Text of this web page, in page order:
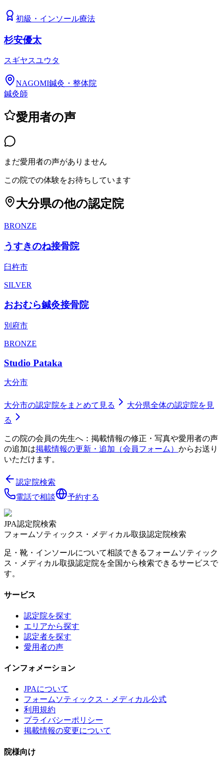
初級 ・ インソール療法
杉安優太
スギヤスユウタ
NAGOMI鍼灸・整体院
鍼灸師
愛用者の声
まだ愛用者の声がありません
この院での体験をお待ちしています
大分県の他の認定院
BRONZE
うすきのね接骨院
臼杵市
SILVER
おおむら鍼灸接骨院
別府市
BRONZE
Studio Pataka
大分市
大分市の認定院をまとめて見る 大分県全体の認定院を見
る
この院の会員の先生へ：掲載情報の修正・写真や愛用者の声
の追加は掲載情報の更新・追加（会員フォーム） からお送り
いただけます。
認定院検索
電話で相談
予約する
JPA認定院検索
フォームソティックス・メディカル取扱認定院検索
足・靴・インソールについて相談できるフォームソティック
ス・メディカル取扱認定院を全国から検索できるサービスで
す。
サービス
認定院を探す
エリアから探す
認定者を探す
愛用者の声
インフォメーション
JPAについて
フォームソティックス・メディカル公式
利用規約
プライバシーポリシー
掲載情報の変更について
院様向け